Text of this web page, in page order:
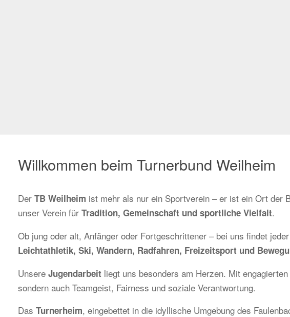
Willkommen beim Turnerbund Weilheim
Der TB Weilheim ist mehr als nur ein Sportverein – er ist ein Ort der
unser Verein für Tradition, Gemeinschaft und sportliche Vielfalt.
Ob jung oder alt, Anfänger oder Fortgeschrittener – bei uns findet
Leichtathletik, Ski, Wandern, Radfahren, Freizeitsport und
Unsere Jugendarbeit liegt uns besonders am Herzen. Mit
sondern auch Teamgeist, Fairness und soziale Verantwortung.
Das Turnerheim, eingebettet in die idyllische Umgebung des